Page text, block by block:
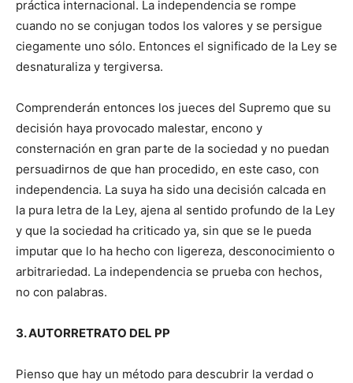
práctica internacional. La independencia se rompe
cuando no se conjugan todos los valores y se persigue
ciegamente uno sólo. Entonces el significado de la Ley se
desnaturaliza y tergiversa.
Comprenderán entonces los jueces del Supremo que su
decisión haya provocado malestar, encono y
consternación en gran parte de la sociedad y no puedan
persuadirnos de que han procedido, en este caso, con
independencia. La suya ha sido una decisión calcada en
la pura letra de la Ley, ajena al sentido profundo de la Ley
y que la sociedad ha criticado ya, sin que se le pueda
imputar que lo ha hecho con ligereza, desconocimiento o
arbitrariedad. La independencia se prueba con hechos,
no con palabras.
3. AUTORRETRATO DEL PP
Pienso que hay un método para descubrir la verdad o